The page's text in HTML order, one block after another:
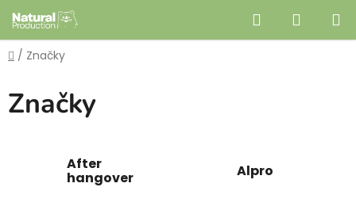
na
obsah
Hľadať
KOŠÍK
Domov
/ Značky
Značky
After
hangover Alpro